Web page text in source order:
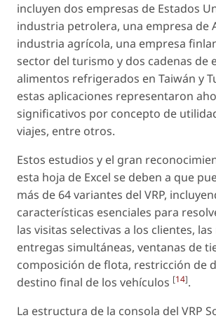
incluyen dos empresas de Estados
industria petrolera, una empresa de
industria agrícola, una empresa
sector del turismo y dos cadenas de
alimentos refrigerados en Taiwán y
estas aplicaciones representaron
significativos por concepto de
viajes, entre otros.
Estos estudios y el gran
esta hoja de Excel se deben a que
más de 64 variantes del VRP,
características esenciales para
las visitas selectivas a los clientes,
entregas simultáneas, ventanas de
composición de flota, restricción de
destino final de los vehículos [14].
La estructura de la consola del VRP